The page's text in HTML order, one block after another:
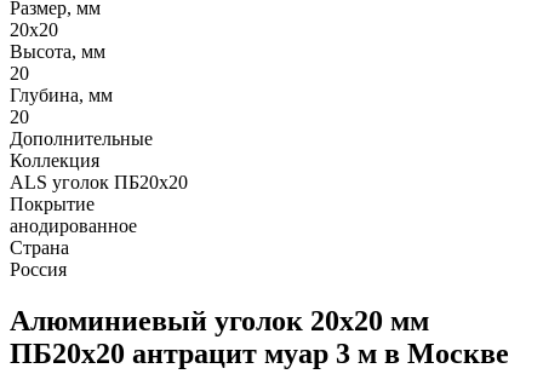
Размер, мм
20х20
Высота, мм
20
Глубина, мм
20
Дополнительные
Коллекция
ALS уголок ПБ20х20
Покрытие
анодированное
Страна
Россия
Алюминиевый уголок 20х20 мм
ПБ20х20 антрацит муар 3 м в Москве